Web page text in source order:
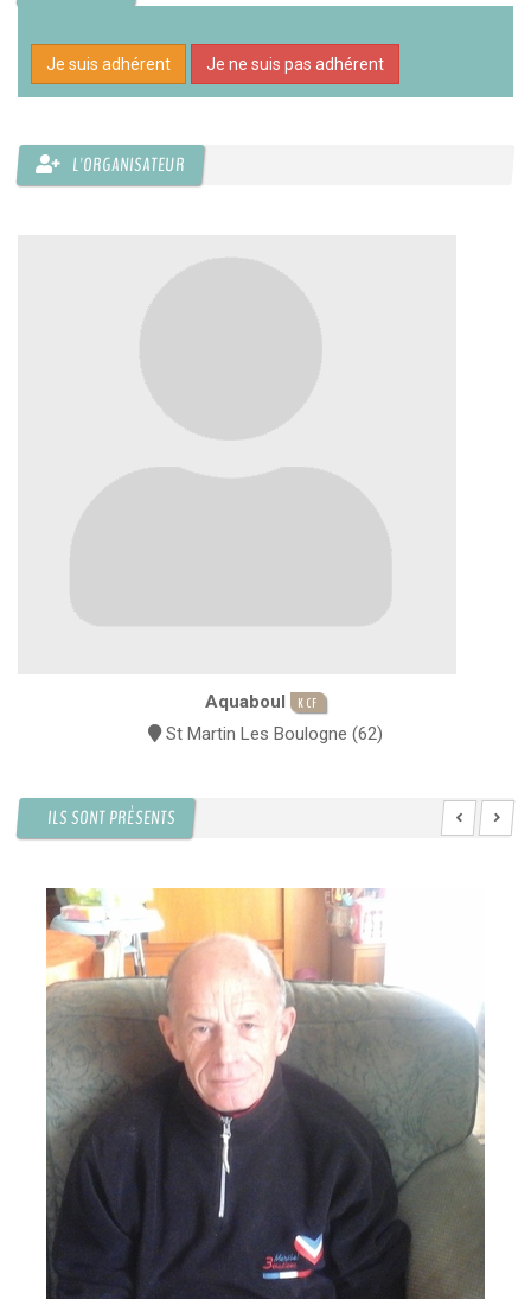
Je suis adhérent Je ne suis pas adhérent
L'ORGANISATEUR
Aquaboul KCF
St Martin Les Boulogne (62)
ILS SONT PRÉSENTS